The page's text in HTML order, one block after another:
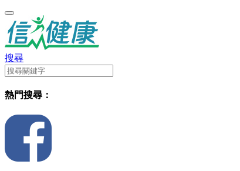
搜尋
熱門搜尋：